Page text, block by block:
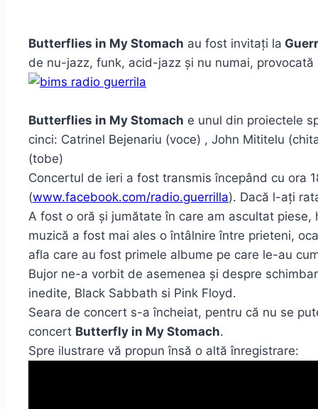
Butterflies in My Stomach au fost invitați la
de nu-jazz, funk, acid-jazz și nu numai,
Butterflies in My Stomach e unul din proiectele
cinci: Catrinel Bejenariu (voce) , John Mititelu
(tobe)
Concertul de ieri a fost transmis începând cu ora
(www.facebook.com/radio.guerrilla). Dacă l-ați
A fost o oră și jumătate în care am ascultat
muzică a fost mai ales o întâlnire între prieteni,
afla care au fost primele albume pe care le-au
Bujor ne-a vorbit de asemenea și despre
inedite, Black Sabbath si Pink Floyd.
Seara de concert s-a încheiat, pentru că nu se
concert Butterfly in My Stomach.
Spre ilustrare vă propun însă o altă înregistrare: